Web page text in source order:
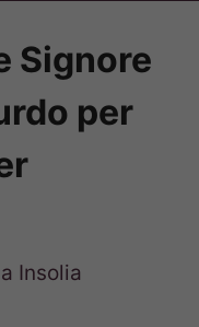
Signore
per
Insolia